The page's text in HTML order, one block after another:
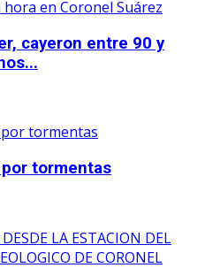
cayeron entre 90 y
tormentas